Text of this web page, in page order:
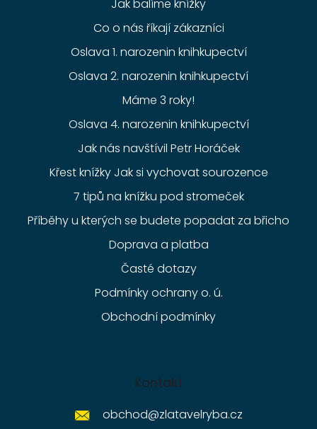
Jak balíme knížky
Co o nás říkají zákazníci
Oslava 1. narozenin knihkupectví
Oslava 2. narozenin knihkupectví
Máme 3 roky!
Oslava 4. narozenin knihkupectví
Jak nás navštívil Petr Horáček
Křest knížky Jak si vychovat sourozence
7 tipů na knížku pod stromeček
Příběhy u kterých se budete popadat za břicho
Doprava a platba
Časté dotazy
Podmínky ochrany o. ú.
Obchodní podmínky
Kontakt
obchod@zlatavelryba.cz